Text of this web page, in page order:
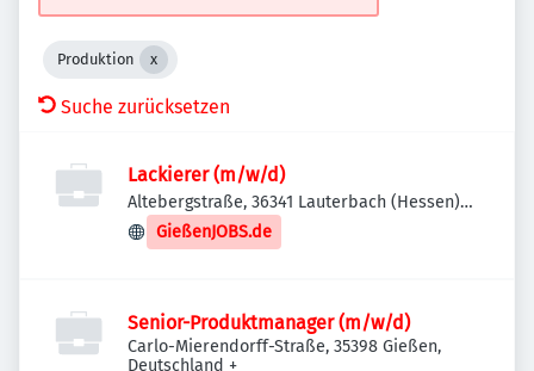
Produktion
Suche zurücksetzen
Lackierer (m/w/d)
Altebergstraße, 36341 Lauterbach (Hessen),
Deutschland
GießenJOBS.de
Senior-Produktmanager (m/w/d)
Carlo-Mierendorff-Straße, 35398 Gießen,
Deutschland +